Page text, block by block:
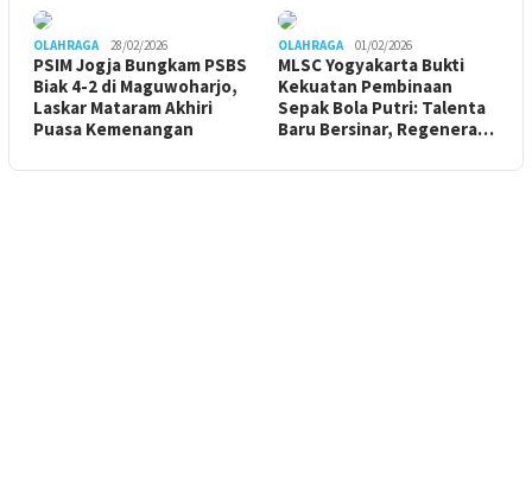
OLAHRAGA 28/02/2026
PSIM Jogja Bungkam PSBS
Biak 4-2 di Maguwoharjo,
Laskar Mataram Akhiri
Puasa Kemenangan
OLAHRAGA 01/02/2026
MLSC Yogyakarta Bukti
Kekuatan Pembinaan
Sepak Bola Putri: Talenta
Baru Bersinar, Regenera…